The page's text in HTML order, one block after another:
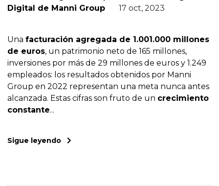
Digital de Manni Group
17 oct, 2023
Una facturación agregada de 1.001.000 millones
de euros, un patrimonio neto de 165 millones,
inversiones por más de 29 millones de euros y 1.249
empleados: los resultados obtenidos por Manni
Group en 2022 representan una meta nunca antes
alcanzada. Estas cifras son fruto de un crecimiento
constante...
Sigue leyendo